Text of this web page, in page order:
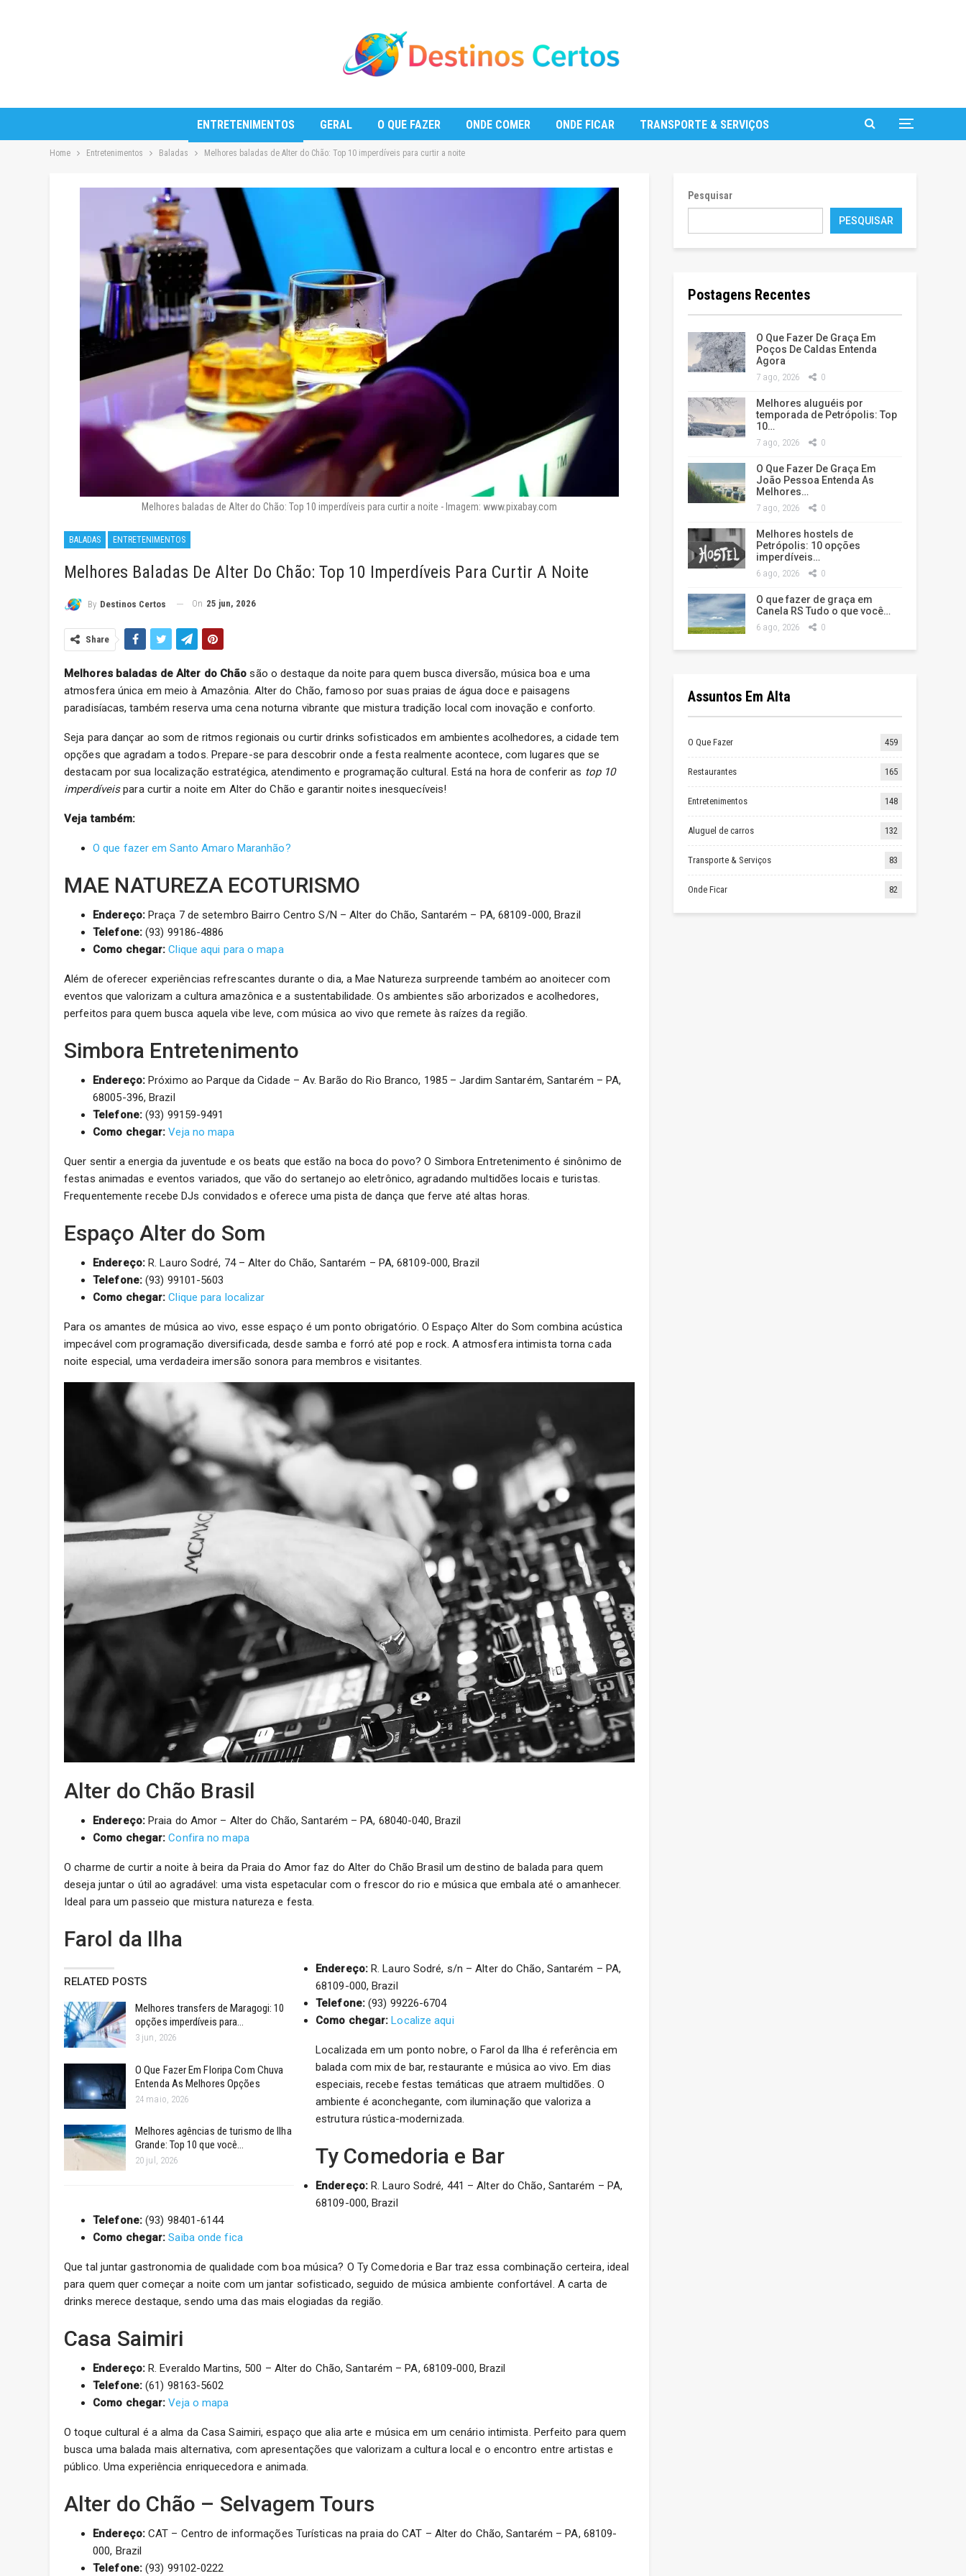
ENTRETENIMENTOS GERAL O QUE FAZER ONDE COMER ONDE FICAR TRANSPORTE & SERVIÇOS
Home Entretenimentos Baladas Melhores baladas de Alter do Chão: Top 10 imperdíveis para curtir a noite
Melhores baladas de Alter do Chão: Top 10 imperdíveis para curtir a noite - Imagem: www.pixabay.com
BALADAS ENTRETENIMENTOS
Melhores Baladas De Alter Do Chão: Top 10 Imperdíveis Para Curtir A Noite
By Destinos Certos On 25 jun, 2026
Share
Melhores baladas de Alter do Chão são o destaque da noite para quem busca diversão, música boa e uma
atmosfera única em meio à Amazônia. Alter do Chão, famoso por suas praias de água doce e paisagens
paradisíacas, também reserva uma cena noturna vibrante que mistura tradição local com inovação e conforto.
Seja para dançar ao som de ritmos regionais ou curtir drinks sofisticados em ambientes acolhedores, a cidade tem
opções que agradam a todos. Prepare-se para descobrir onde a festa realmente acontece, com lugares que se
destacam por sua localização estratégica, atendimento e programação cultural. Está na hora de conferir as top 10
imperdíveispara curtir a noite em Alter do Chão e garantir noites inesquecíveis!
Veja também:
O que fazer em Santo Amaro Maranhão?
MAE NATUREZA ECOTURISMO
Endereço:Praça 7 de setembro Bairro Centro S/N – Alter do Chão, Santarém – PA, 68109-000, Brazil
Telefone:(93) 99186-4886
Como chegar: Clique aqui para o mapa
Além de oferecer experiências refrescantes durante o dia, a Mae Natureza surpreende também ao anoitecer com
eventos que valorizam a cultura amazônica e a sustentabilidade. Os ambientes são arborizados e acolhedores,
perfeitos para quem busca aquela vibe leve, com música ao vivo que remete às raízes da região.
Simbora Entretenimento
Endereço:Próximo ao Parque da Cidade – Av. Barão do Rio Branco, 1985 – Jardim Santarém, Santarém – PA,
68005-396, Brazil
Telefone:(93) 99159-9491
Como chegar: Veja no mapa
Quer sentir a energia da juventude e os beats que estão na boca do povo? O Simbora Entretenimento é sinônimo de
festas animadas e eventos variados, que vão do sertanejo ao eletrônico, agradando multidões locais e turistas.
Frequentemente recebe DJs convidados e oferece uma pista de dança que ferve até altas horas.
Espaço Alter do Som
Endereço:R. Lauro Sodré, 74 – Alter do Chão, Santarém – PA, 68109-000, Brazil
Telefone:(93) 99101-5603
Como chegar: Clique para localizar
Para os amantes de música ao vivo, esse espaço é um ponto obrigatório. O Espaço Alter do Som combina acústica
impecável com programação diversificada, desde samba e forró até pop e rock. A atmosfera intimista torna cada
noite especial, uma verdadeira imersão sonora para membros e visitantes.
Alter do Chão Brasil
Endereço:Praia do Amor – Alter do Chão, Santarém – PA, 68040-040, Brazil
Como chegar: Confira no mapa
O charme de curtir a noite à beira da Praia do Amor faz do Alter do Chão Brasil um destino de balada para quem
deseja juntar o útil ao agradável: uma vista espetacular com o frescor do rio e música que embala até o amanhecer.
Ideal para um passeio que mistura natureza e festa.
Farol da Ilha
RELATED POSTS
Melhores transfers de Maragogi: 10
opções imperdíveis para…
3 jun, 2026
O Que Fazer Em Floripa Com Chuva
Entenda As Melhores Opções
24 maio, 2026
Melhores agências de turismo de Ilha
Grande: Top 10 que você…
20 jul, 2026
Endereço:R. Lauro Sodré, s/n – Alter do Chão, Santarém – PA,
68109-000, Brazil
Telefone:(93) 99226-6704
Como chegar: Localize aqui
Localizada em um ponto nobre, o Farol da Ilha é referência em
balada com mix de bar, restaurante e música ao vivo. Em dias
especiais, recebe festas temáticas que atraem multidões. O
ambiente é aconchegante, com iluminação que valoriza a
estrutura rústica-modernizada.
Ty Comedoria e Bar
Endereço:R. Lauro Sodré, 441 – Alter do Chão, Santarém – PA,
68109-000, Brazil
Telefone:(93) 98401-6144
Como chegar: Saiba onde fica
Que tal juntar gastronomia de qualidade com boa música? O Ty Comedoria e Bar traz essa combinação certeira, ideal
para quem quer começar a noite com um jantar sofisticado, seguido de música ambiente confortável. A carta de
drinks merece destaque, sendo uma das mais elogiadas da região.
Casa Saimiri
Endereço:R. Everaldo Martins, 500 – Alter do Chão, Santarém – PA, 68109-000, Brazil
Telefone:(61) 98163-5602
Como chegar: Veja o mapa
O toque cultural é a alma da Casa Saimiri, espaço que alia arte e música em um cenário intimista. Perfeito para quem
busca uma balada mais alternativa, com apresentações que valorizam a cultura local e o encontro entre artistas e
público. Uma experiência enriquecedora e animada.
Alter do Chão – Selvagem Tours
Endereço:CAT – Centro de informações Turísticas na praia do CAT – Alter do Chão, Santarém – PA, 68109-
000, Brazil
Telefone:(93) 99102-0222
Pesquisar
PESQUISAR
Postagens Recentes
O Que Fazer De Graça Em
Poços De Caldas Entenda
Agora
7 ago, 2026 0
Melhores aluguéis por
temporada de Petrópolis: Top
10…
7 ago, 2026 0
O Que Fazer De Graça Em
João Pessoa Entenda As
Melhores…
7 ago, 2026 0
Melhores hostels de
Petrópolis: 10 opções
imperdíveis…
6 ago, 2026 0
O que fazer de graça em
Canela RS Tudo o que você…
6 ago, 2026 0
Assuntos Em Alta
O Que Fazer 459
Restaurantes 165
Entretenimentos 148
Aluguel de carros 132
Transporte & Serviços 83
Onde Ficar 82